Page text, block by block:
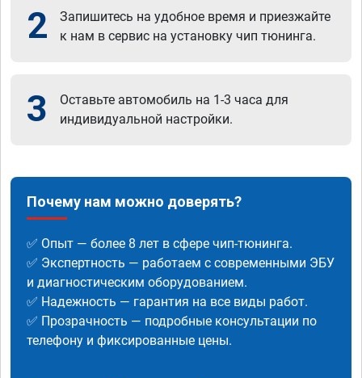
2
Запишитесь на удобное время и приезжайте
к нам в сервис на установку чип тюнинга.
3
Оставьте автомобиль на 1-3 часа для
индивидуальной настройки.
Почему нам можно доверять?
✅ Опыт — более 8 лет в сфере чип-тюнинга.
✅ Экспертность — работаем с современными ЭБУ
и диагностическим оборудованием.
✅ Надежность — гарантия на все виды работ.
✅ Прозрачность — подробные консультации по
телефону и фиксированные цены.